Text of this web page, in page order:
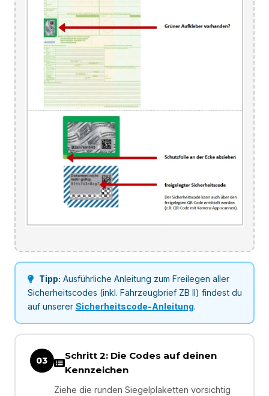
Tipp: Ausführliche Anleitung zum Freilegen aller
Sicherheitscodes (inkl. Fahrzeugbrief ZB II) findest du
auf unserer Sicherheitscode-Anleitung.
03
Schritt 2: Die Codes auf deinen
Kennzeichen
Ziehe die runden Siegelplaketten vorsichtig